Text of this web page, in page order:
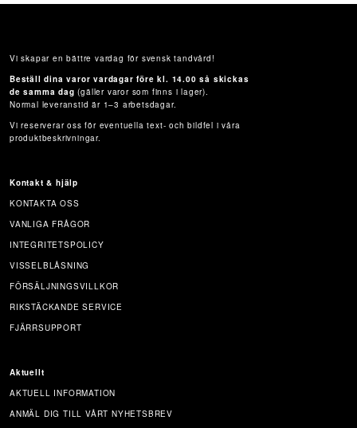
Vi skapar en bättre vardag för svensk tandvård!
Beställ dina varor vardagar före kl. 14.00 så skickas
de samma dag(gäller varor som finns i lager).
Normal leveranstid är 1–3 arbetsdagar.
Vi reserverar oss för eventuella text- och bildfel i våra
produktbeskrivningar.
Kontakt & hjälp
KONTAKTA OSS
VANLIGA FRÅGOR
INTEGRITETSPOLICY
VISSELBLÅSNING
FÖRSÄLJNINGSVILLKOR
RIKSTÄCKANDE SERVICE
FJÄRRSUPPORT
Aktuellt
AKTUELL INFORMATION
ANMÄL DIG TILL VÅRT NYHETSBREV